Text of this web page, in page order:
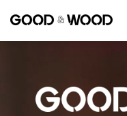
au
principal